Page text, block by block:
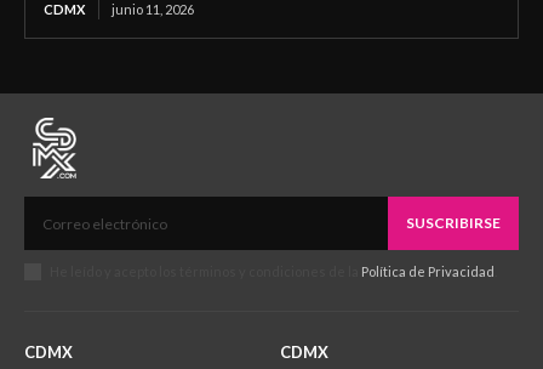
CDMX junio 11, 2026
SUSCRIBIRSE
Política de Privacidad
CDMX
CDMX